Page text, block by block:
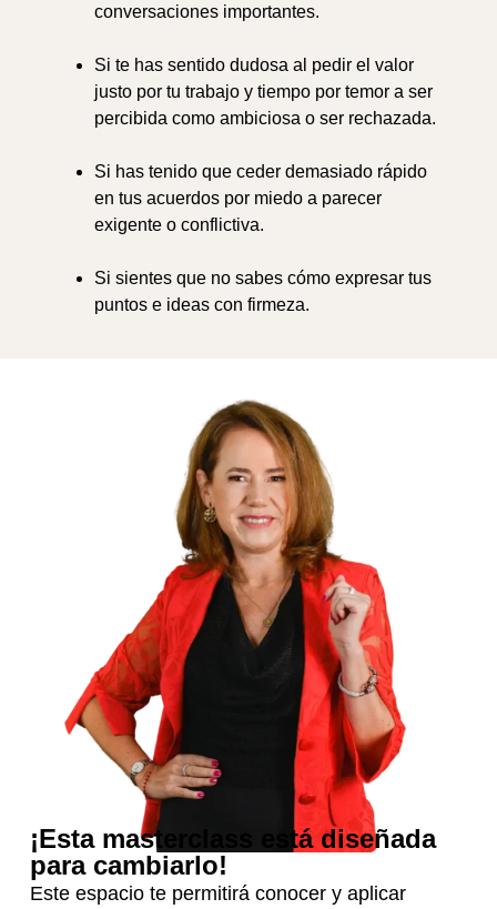
conversaciones importantes.
Si te has sentido dudosa al pedir el valor
justo por tu trabajo y tiempo por temor a ser
percibida como ambiciosa o ser rechazada.
Si has tenido que ceder demasiado rápido
en tus acuerdos por miedo a parecer
exigente o conflictiva.
Si sientes que no sabes cómo expresar tus
puntos e ideas con firmeza.
¡Esta masterclass está diseñada
para cambiarlo!
Este espacio te permitirá conocer y aplicar